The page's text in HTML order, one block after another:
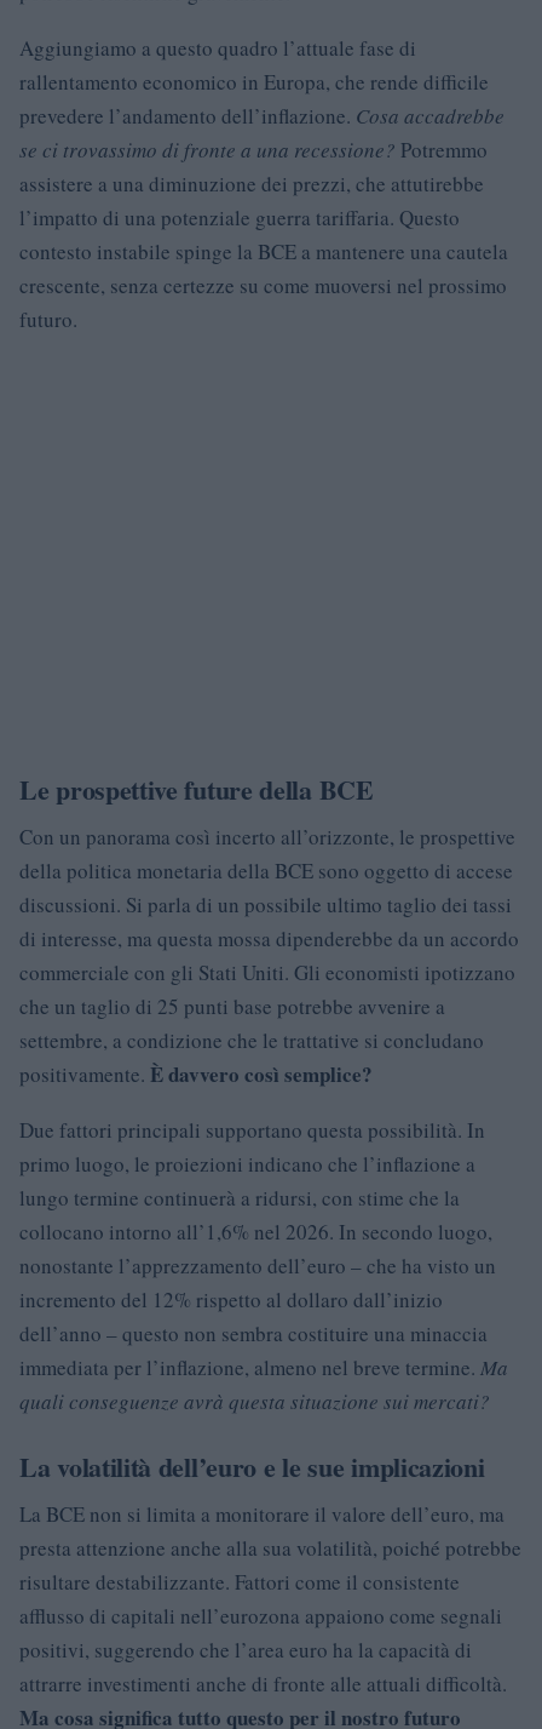
Aggiungiamo a questo quadro l’attuale fase di
rallentamento economico in Europa, che rende difficile
prevedere l’andamento dell’inflazione. Cosa accadrebbe
se ci trovassimo di fronte a una recessione? Potremmo
assistere a una diminuzione dei prezzi, che attutirebbe
l’impatto di una potenziale guerra tariffaria. Questo
contesto instabile spinge la BCE a mantenere una cautela
crescente, senza certezze su come muoversi nel prossimo
futuro.
Le prospettive future della BCE
Con un panorama così incerto all’orizzonte, le prospettive
della politica monetaria della BCE sono oggetto di accese
discussioni. Si parla di un possibile ultimo taglio dei tassi
di interesse, ma questa mossa dipenderebbe da un accordo
commerciale con gli Stati Uniti. Gli economisti ipotizzano
che un taglio di 25 punti base potrebbe avvenire a
settembre, a condizione che le trattative si concludano
positivamente. È davvero così semplice?
Due fattori principali supportano questa possibilità. In
primo luogo, le proiezioni indicano che l’inflazione a
lungo termine continuerà a ridursi, con stime che la
collocano intorno all’1,6% nel 2026. In secondo luogo,
nonostante l’apprezzamento dell’euro – che ha visto un
incremento del 12% rispetto al dollaro dall’inizio
dell’anno – questo non sembra costituire una minaccia
immediata per l’inflazione, almeno nel breve termine. Ma
quali conseguenze avrà questa situazione sui mercati?
La volatilità dell’euro e le sue implicazioni
La BCE non si limita a monitorare il valore dell’euro, ma
presta attenzione anche alla sua volatilità, poiché potrebbe
risultare destabilizzante. Fattori come il consistente
afflusso di capitali nell’eurozona appaiono come segnali
positivi, suggerendo che l’area euro ha la capacità di
attrarre investimenti anche di fronte alle attuali difficoltà.
Ma cosa significa tutto questo per il nostro futuro